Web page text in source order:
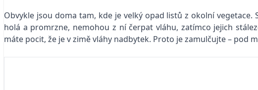
Obvykle jsou doma tam, kde je velký opad listů z okolní
holá a promrzne, nemohou z ní čerpat vláhu, zatímco jejich
máte pocit, že je v zimě vláhy nadbytek. Proto je zamulčujte – pod